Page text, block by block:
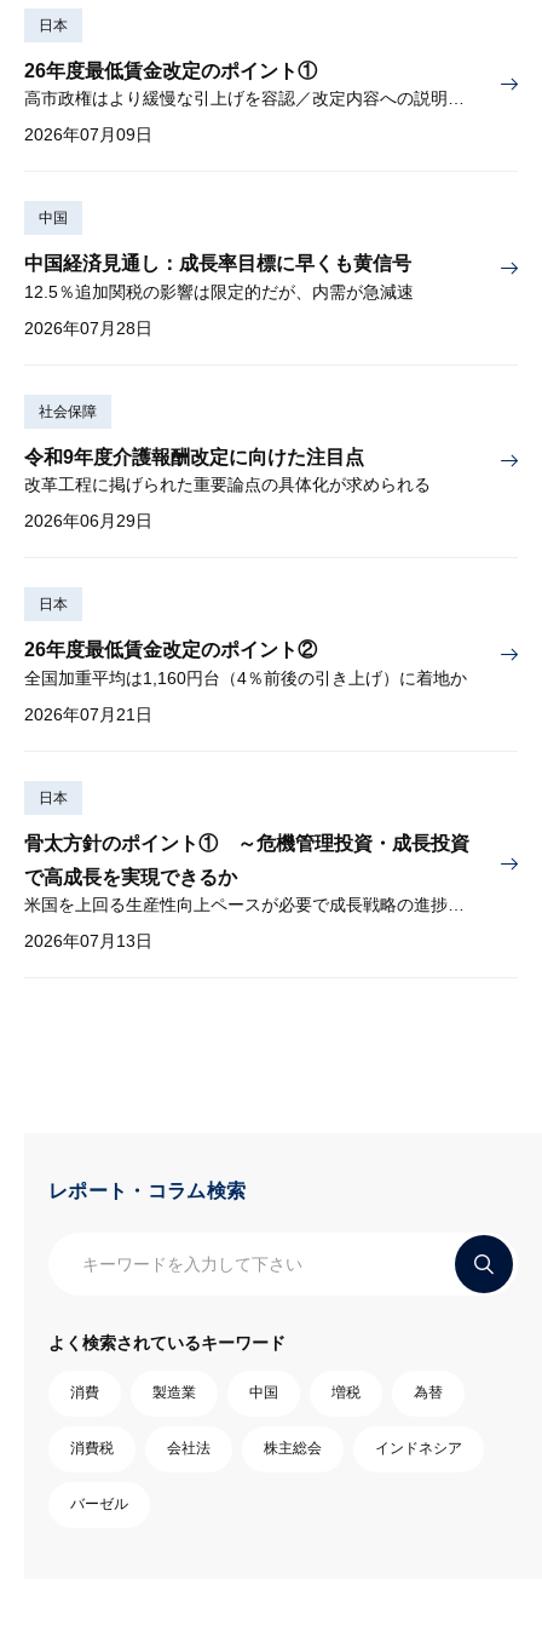
日本
26年度最低賃金改定のポイント①
高市政権はより緩慢な引上げを容認／改定内容への説明責任が焦点
2026年07月09日
中国
中国経済見通し：成長率目標に早くも黄信号
12.5％追加関税の影響は限定的だが、内需が急減速
2026年07月28日
社会保障
令和9年度介護報酬改定に向けた注目点
改革工程に掲げられた重要論点の具体化が求められる
2026年06月29日
日本
26年度最低賃金改定のポイント②
全国加重平均は1,160円台（4％前後の引き上げ）に着地か
2026年07月21日
日本
骨太方針のポイント① ～危機管理投資・成長投資
で高成長を実現できるか
米国を上回る生産性向上ペースが必要で成長戦略の進捗管理も課題
2026年07月13日
レポート・コラム検索
よく検索されているキーワード
消費 製造業 中国 増税 為替
消費税 会社法 株主総会 インドネシア
バーゼル